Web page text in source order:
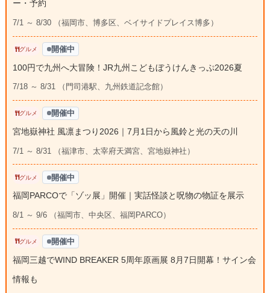
ー・予約
7/1 ～ 8/30 （福岡市、博多区、ベイサイドプレイス博多）
グルメ 開催中
100円で九州へ大冒険！JR九州こどもぼうけんきっぷ2026夏
7/18 ～ 8/31 （門司港駅、九州鉄道記念館）
グルメ 開催中
宮地嶽神社 風凛まつり2026｜7月1日から風鈴と光の天の川
7/1 ～ 8/31 （福津市、太宰府天満宮、宮地嶽神社）
グルメ 開催中
福岡PARCOで「ゾッ展」開催｜実話怪談と呪物の物証を展示
8/1 ～ 9/6 （福岡市、中央区、福岡PARCO）
グルメ 開催中
福岡三越でWIND BREAKER 5周年原画展 8月7日開幕！サイン会
情報も